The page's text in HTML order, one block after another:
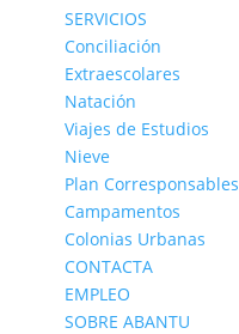
SERVICIOS
Conciliación
Extraescolares
Natación
Viajes de Estudios
Nieve
Plan Corresponsables
Campamentos
Colonias Urbanas
CONTACTA
EMPLEO
SOBRE ABANTU